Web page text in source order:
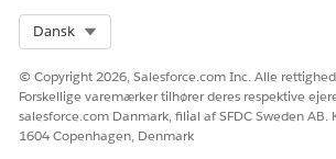
Dansk
© Copyright 2026, Salesforce.com Inc. Alle
Forskellige varemærker tilhører deres respektive
salesforce.com Danmark, filial af SFDC Sweden AB.
1604 Copenhagen, Denmark